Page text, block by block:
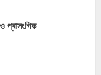
প্ৰাসংগিক